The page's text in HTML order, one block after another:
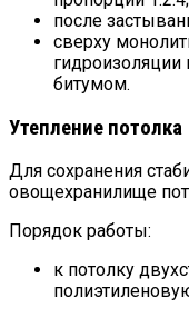
после
сверху
битумом.
Утепление потолка
Для сохранения
овощехранилище
Порядок работы:
к потолку